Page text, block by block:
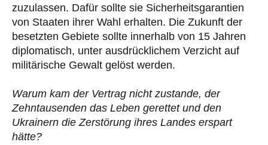
zuzulassen. Dafür sollte sie Sicherheitsgarantien
von Staaten ihrer Wahl erhalten. Die Zukunft der
besetzten Gebiete sollte innerhalb von 15 Jahren
diplomatisch, unter ausdrücklichem Verzicht auf
militärische Gewalt gelöst werden.
Warum kam der Vertrag nicht zustande, der
Zehntausenden das Leben gerettet und den
Ukrainern die Zerstörung ihres Landes erspart
hätte?